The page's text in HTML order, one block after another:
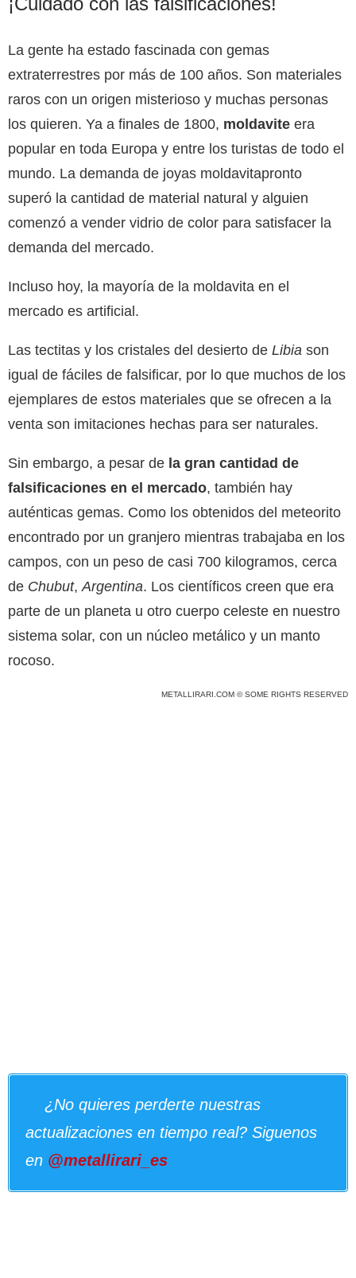
La gente ha estado fascinada con gemas
extraterrestres por más de 100 años. Son materiales
raros con un origen misterioso y muchas personas
los quieren. Ya a finales de 1800, moldavite era
popular en toda Europa y entre los turistas de todo el
mundo. La demanda de joyas moldavitapronto
superó la cantidad de material natural y alguien
comenzó a vender vidrio de color para satisfacer la
demanda del mercado.
Incluso hoy, la mayoría de la moldavita en el
mercado es artificial.
Las tectitas y los cristales del desierto de Libia son
igual de fáciles de falsificar, por lo que muchos de los
ejemplares de estos materiales que se ofrecen a la
venta son imitaciones hechas para ser naturales.
Sin embargo, a pesar de la gran cantidad de
falsificaciones en el mercado, también hay
auténticas gemas. Como los obtenidos del meteorito
encontrado por un granjero mientras trabajaba en los
campos, con un peso de casi 700 kilogramos, cerca
de Chubut, Argentina. Los científicos creen que era
parte de un planeta u otro cuerpo celeste en nuestro
sistema solar, con un núcleo metálico y un manto
rocoso.
METALLIRARI.COM © SOME RIGHTS RESERVED
¿No quieres perderte nuestras
actualizaciones en tiempo real? Siguenos
en @metallirari_es